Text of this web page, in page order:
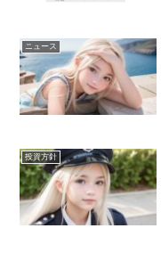
ニュース
投資方針